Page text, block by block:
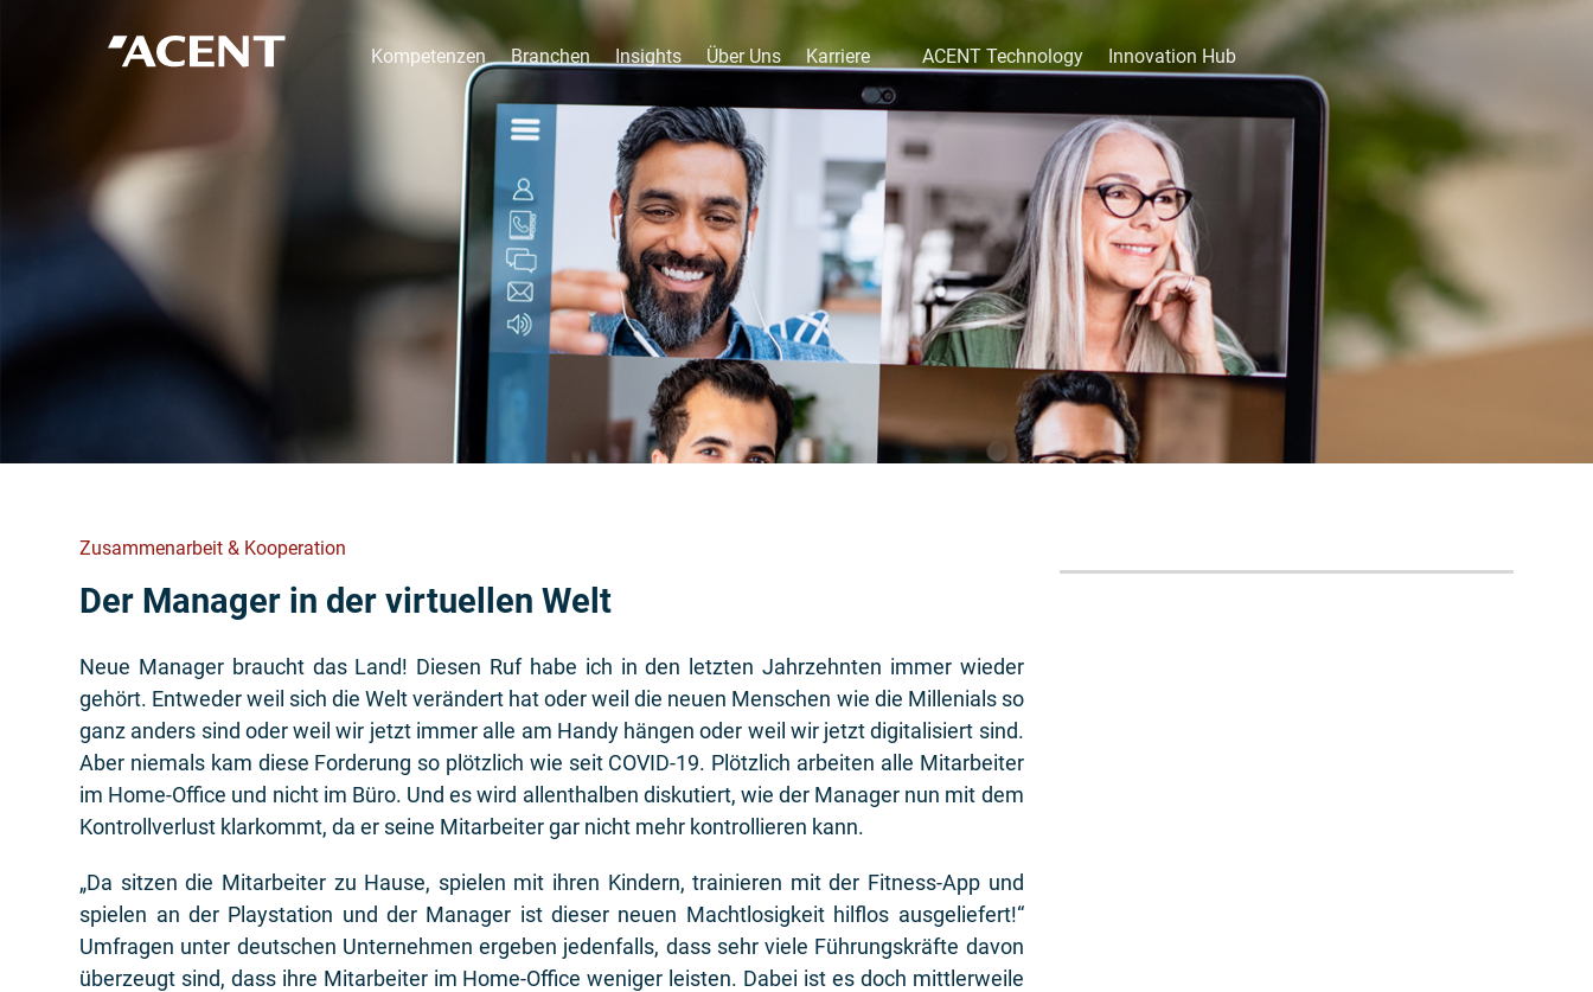
Kompetenzen Branchen Insights Über Uns Karriere ACENT Technology Innovation Hub
Zusammenarbeit & Kooperation
Der Manager in der virtuellen Welt
Neue Manager braucht das Land! Diesen Ruf habe ich in den letzten Jahrzehnten immer wieder
gehört. Entweder weil sich die Welt verändert hat oder weil die neuen Menschen wie die Millenials so
ganz anders sind oder weil wir jetzt immer alle am Handy hängen oder weil wir jetzt digitalisiert sind.
Aber niemals kam diese Forderung so plötzlich wie seit COVID-19. Plötzlich arbeiten alle Mitarbeiter
im Home-Office und nicht im Büro. Und es wird allenthalben diskutiert, wie der Manager nun mit dem
Kontrollverlust klarkommt, da er seine Mitarbeiter gar nicht mehr kontrollieren kann.
„Da sitzen die Mitarbeiter zu Hause, spielen mit ihren Kindern, trainieren mit der Fitness-App und
spielen an der Playstation und der Manager ist dieser neuen Machtlosigkeit hilflos ausgeliefert!“
Umfragen unter deutschen Unternehmen ergeben jedenfalls, dass sehr viele Führungskräfte davon
überzeugt sind, dass ihre Mitarbeiter im Home-Office weniger leisten. Dabei ist es doch mittlerweile